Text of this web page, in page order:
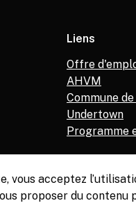
Liens
Offre
AHVM
Commune
Undertown
Programme
vous acceptez
proposer du contenu